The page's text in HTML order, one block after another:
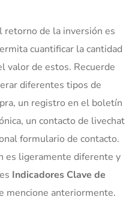
retorno de la inversión es
cuantificar la cantidad
valor de estos. Recuerde
diferentes tipos de
un registro en el boletín
un contacto de livechat
formulario de contacto.
es ligeramente diferente y
Indicadores Clave de
mencione anteriormente.